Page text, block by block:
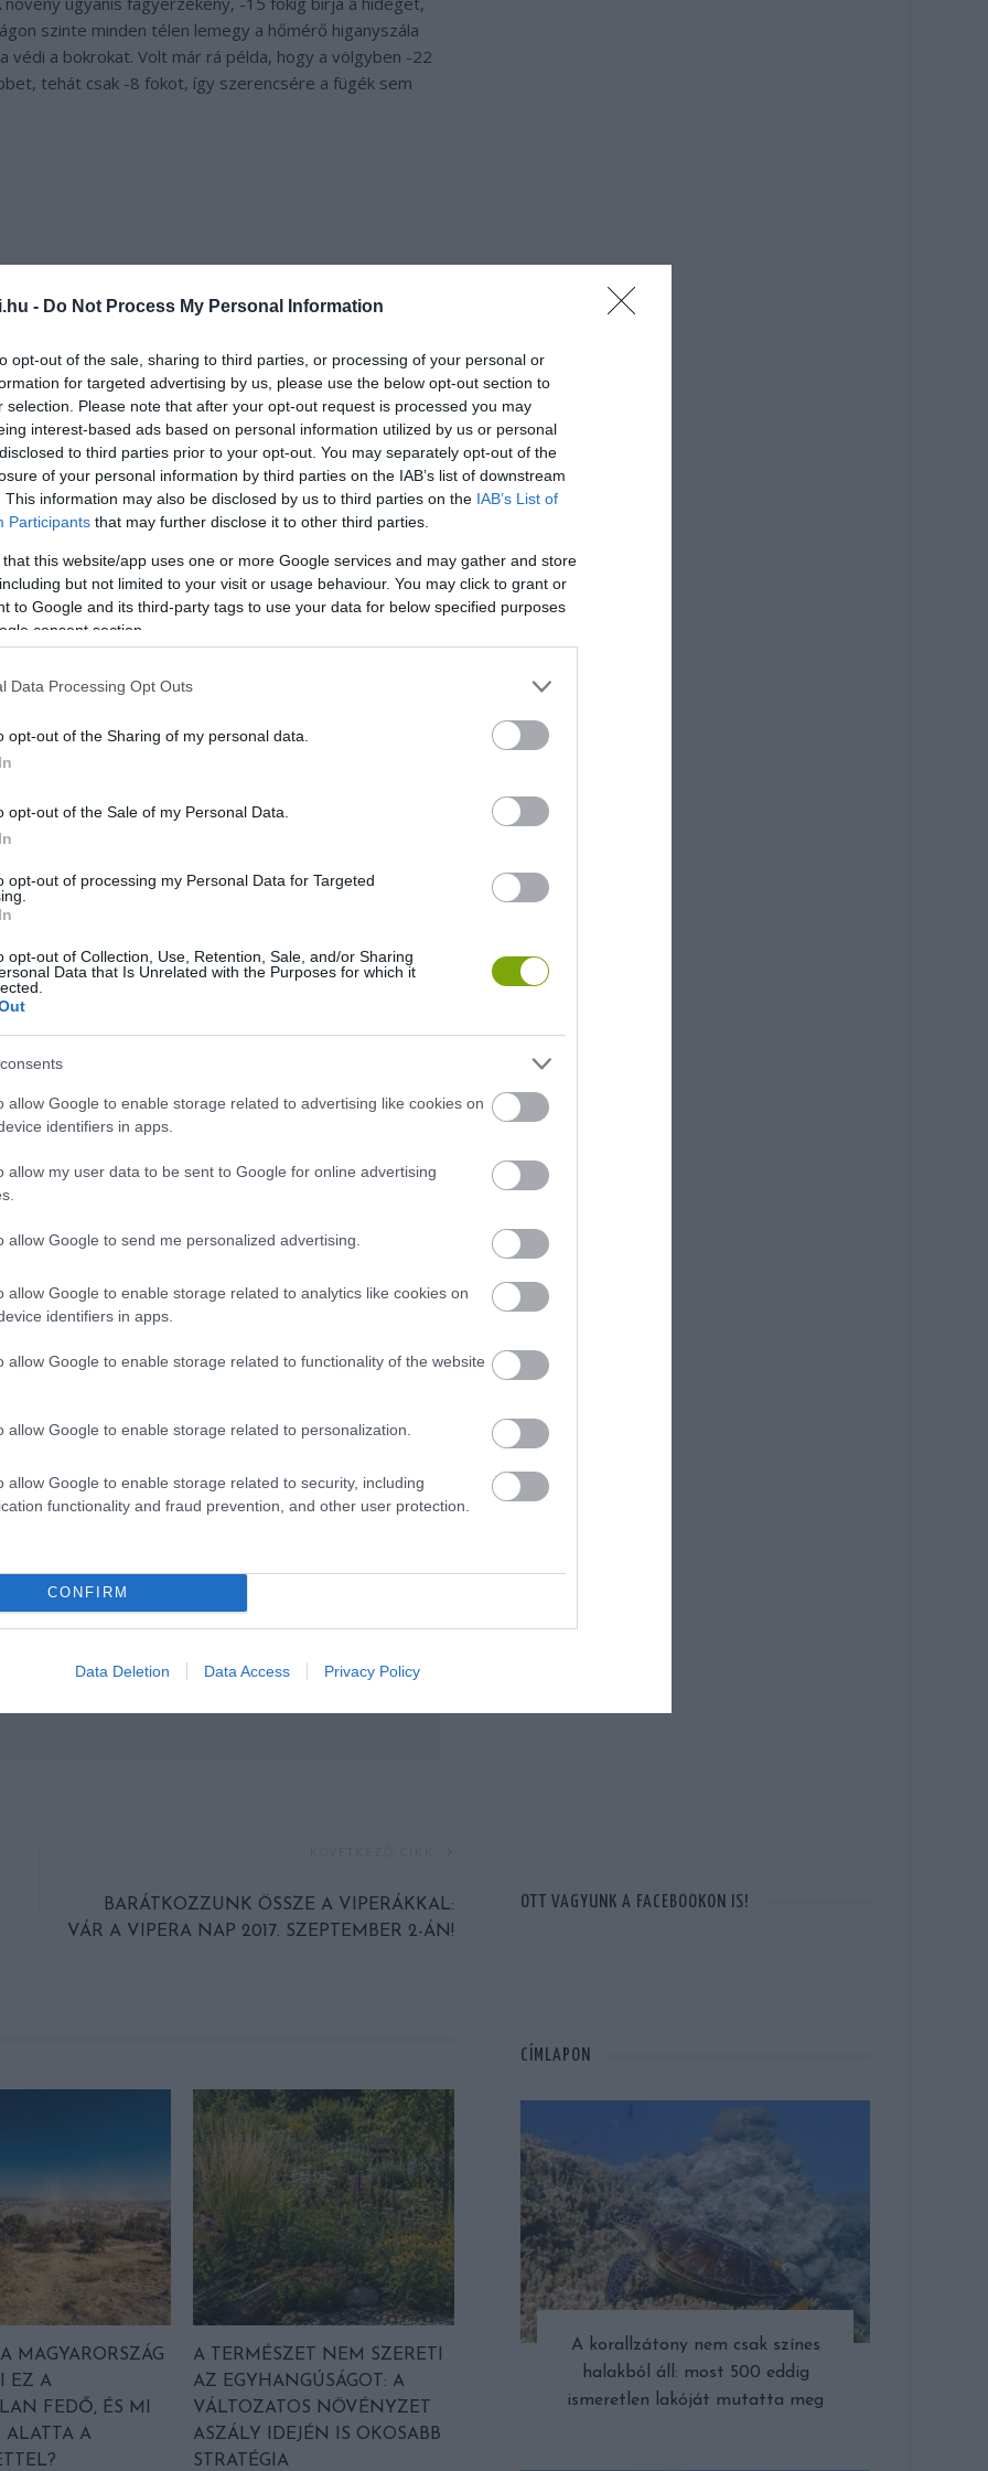
- Do Not Process My Personal Information
opt-out of the sale, sharing to third parties, or processing of your personal or
for targeted advertising by us, please use the below opt-out section to
selection. Please note that after your opt-out request is processed you may
interest-based ads based on personal information utilized by us or personal
to third parties prior to your opt-out. You may separately opt-out of the
of your personal information by third parties on the IAB’s list of downstream
This information may also be disclosed by us to third parties on the IAB’s List of
Participants that may further disclose it to other third parties.
that this website/app uses one or more Google services and may gather and store
but not limited to your visit or usage behaviour. You may click to grant or
to Google and its third-party tags to use your data for below specified purposes
consent section.
Data Processing Opt Outs
opt-out of the Sharing of my personal data.
opt-out of the Sale of my Personal Data.
opt-out of processing my Personal Data for Targeted
opt-out of Collection, Use, Retention, Sale, and/or Sharing
Data that Is Unrelated with the Purposes for which it
allow Google to enable storage related to advertising like cookies on
identifiers in apps.
allow my user data to be sent to Google for online advertising
allow Google to send me personalized advertising.
allow Google to enable storage related to analytics like cookies on
identifiers in apps.
allow Google to enable storage related to functionality of the website
allow Google to enable storage related to personalization.
allow Google to enable storage related to security, including
functionality and fraud prevention, and other user protection.
CONFIRM
Data Deletion Data Access Privacy Policy
szinte minden télen lemegy a hőmérő higanyszála
védi a bokrokat. Volt már rá példa, hogy a völgyben -22
tehát csak -8 fokot, így szerencsére a fügék sem
a sziklás, kopár, köves hegyekben is megél.
napokon itthon muszáj öntözni. Igen nagyra megnő,
kb. 20 fajtából, de a fügének több száz fajtája
júliustól akár októberig élvezhetjük a gyümölcsöt. A
a vékony héjú könnyen aszalható, de hamar
a zöld színű pedig szokatlan, mert ismertebb a
A ligetben lehetőség nyílik megismerni a fajtákat a
ez talán kicsit segíthet eldönteni, milyen növényt
1054923671311124/?
is.
össze egy zalai kirándulással: 2017. augusztus 28-tól
szükséges: 06204910473
www.facebook.com/fugeliget
BARÁTKOZZUNK ÖSSZE A VIPERÁKKAL:
VÁR A VIPERA NAP 2017. SZEPTEMBER 2-ÁN!
MAGYARORSZÁG
EZ A
FEDŐ, ÉS MI
ALATTA A
A TERMÉSZET NEM SZERETI
AZ EGYHANGÚSÁGOT: A
VÁLTOZATOS NÖVÉNYZET
ASZÁLY IDEJÉN IS OKOSABB
STRATÉGIA
OTT VAGYUNK A FACEBOOKON IS!
CÍMLAPON
A korallzátony nem csak színes
halakból áll: most 500 eddig
ismeretlen lakóját mutatta meg